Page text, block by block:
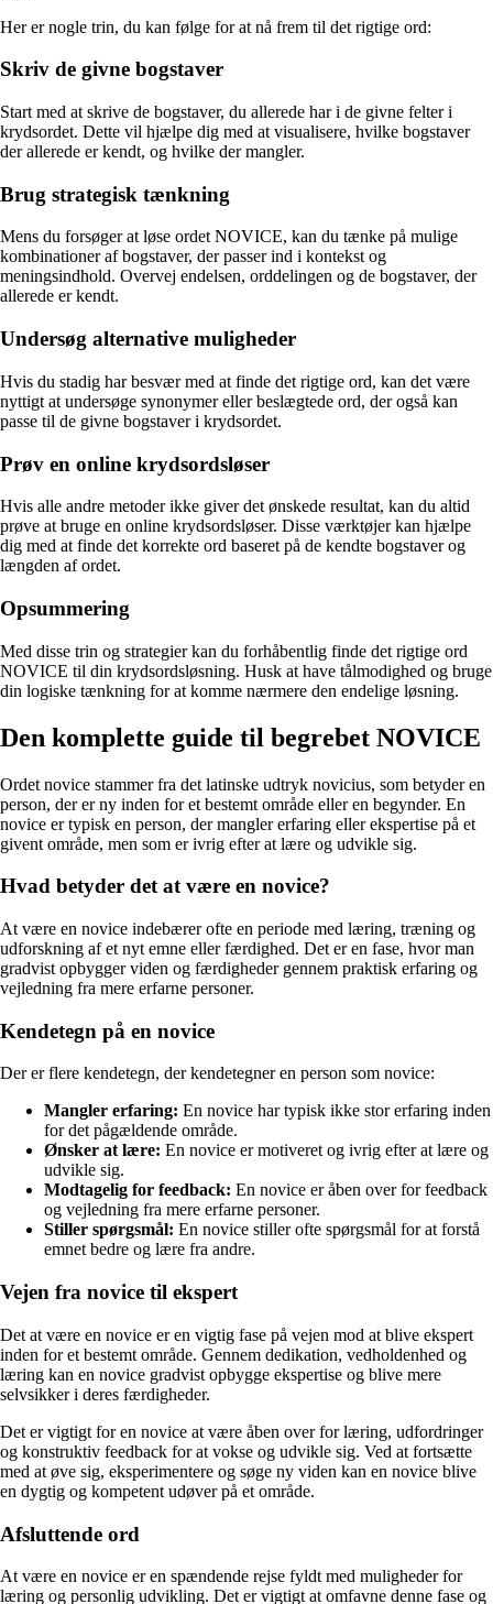
Her er nogle trin, du kan følge for at nå frem til det rigtige ord:
Skriv de givne bogstaver
Start med at skrive de bogstaver, du allerede har i de givne felter i
krydsordet. Dette vil hjælpe dig med at visualisere, hvilke bogstaver
der allerede er kendt, og hvilke der mangler.
Brug strategisk tænkning
Mens du forsøger at løse ordet NOVICE, kan du tænke på mulige
kombinationer af bogstaver, der passer ind i kontekst og
meningsindhold. Overvej endelsen, orddelingen og de bogstaver, der
allerede er kendt.
Undersøg alternative muligheder
Hvis du stadig har besvær med at finde det rigtige ord, kan det være
nyttigt at undersøge synonymer eller beslægtede ord, der også kan
passe til de givne bogstaver i krydsordet.
Prøv en online krydsordsløser
Hvis alle andre metoder ikke giver det ønskede resultat, kan du altid
prøve at bruge en online krydsordsløser. Disse værktøjer kan hjælpe
dig med at finde det korrekte ord baseret på de kendte bogstaver og
længden af ordet.
Opsummering
Med disse trin og strategier kan du forhåbentlig finde det rigtige ord
NOVICE til din krydsordsløsning. Husk at have tålmodighed og bruge
din logiske tænkning for at komme nærmere den endelige løsning.
Den komplette guide til begrebet NOVICE
Ordet novice stammer fra det latinske udtryk novicius, som betyder en
person, der er ny inden for et bestemt område eller en begynder. En
novice er typisk en person, der mangler erfaring eller ekspertise på et
givent område, men som er ivrig efter at lære og udvikle sig.
Hvad betyder det at være en novice?
At være en novice indebærer ofte en periode med læring, træning og
udforskning af et nyt emne eller færdighed. Det er en fase, hvor man
gradvist opbygger viden og færdigheder gennem praktisk erfaring og
vejledning fra mere erfarne personer.
Kendetegn på en novice
Der er flere kendetegn, der kendetegner en person som novice:
Mangler erfaring: En novice har typisk ikke stor erfaring inden
for det pågældende område.
Ønsker at lære: En novice er motiveret og ivrig efter at lære og
udvikle sig.
Modtagelig for feedback: En novice er åben over for feedback
og vejledning fra mere erfarne personer.
Stiller spørgsmål: En novice stiller ofte spørgsmål for at forstå
emnet bedre og lære fra andre.
Vejen fra novice til ekspert
Det at være en novice er en vigtig fase på vejen mod at blive ekspert
inden for et bestemt område. Gennem dedikation, vedholdenhed og
læring kan en novice gradvist opbygge ekspertise og blive mere
selvsikker i deres færdigheder.
Det er vigtigt for en novice at være åben over for læring, udfordringer
og konstruktiv feedback for at vokse og udvikle sig. Ved at fortsætte
med at øve sig, eksperimentere og søge ny viden kan en novice blive
en dygtig og kompetent udøver på et område.
Afsluttende ord
At være en novice er en spændende rejse fyldt med muligheder for
læring og personlig udvikling. Det er vigtigt at omfavne denne fase og